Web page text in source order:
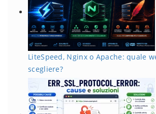
LiteSpeed, Nginx o Apache: quale
scegliere?